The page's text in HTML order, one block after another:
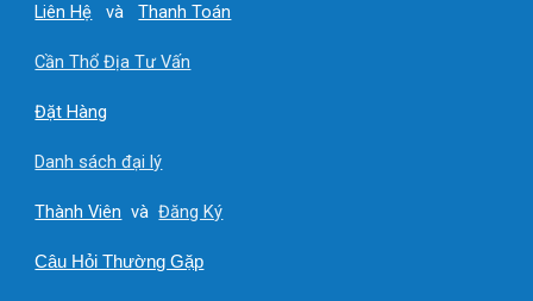
Liên Hệ vàThanh Toán
Cần Thổ Địa Tư Vấn
Đặt Hàng
Danh sách đại lý
Thành Viên vàĐăng Ký
Câu Hỏi Thường Gặp